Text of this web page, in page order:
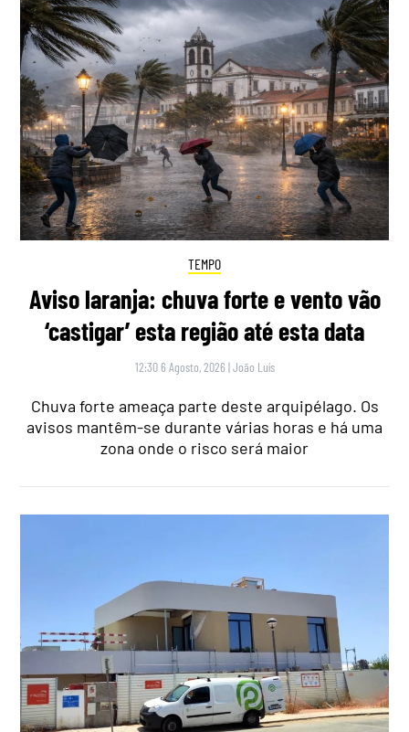
TEMPO
Aviso laranja: chuva forte e vento vão
‘castigar’ esta região até esta data
12:30 6 Agosto, 2026 |João Luís
Chuva forte ameaça parte deste arquipélago. Os
avisos mantêm-se durante várias horas e há uma
zona onde o risco será maior